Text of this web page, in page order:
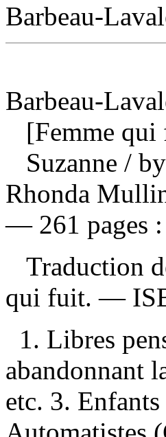
Barbeau-
Barbeau-
[Femme qui
Suzanne /
Rhonda
— 261 pages
Traduction
qui fuit. —
1. Libres
abandonnant
etc. 3.